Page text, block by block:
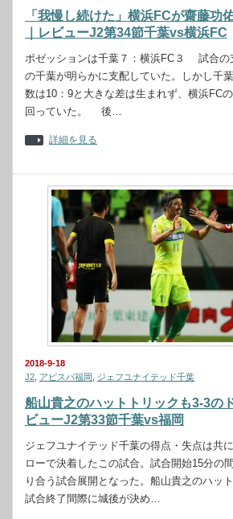
「我慢し続けた」横浜FCが齋藤功
｜レビューJ2第34節千葉vs横浜FC
ポゼッションは千葉７：横浜FC３ 試合の
の千葉が明らかに支配していた。しかし千
数は10：9と大きな差は生まれず、横浜FC
回っていた。 後…
詳細を見る
2018-9-18
J2 アビスパ福岡 ジェフユナイテッド千葉
船山貴之のハットトリックも3-3の
ビューJ2第33節千葉vs福岡
ジェフユナイテッド千葉の得点・失点は
ローで決着したこの試合。試合開始15分の
り合う試合展開となった。船山貴之のハッ
試合終了間際に城後が決め…